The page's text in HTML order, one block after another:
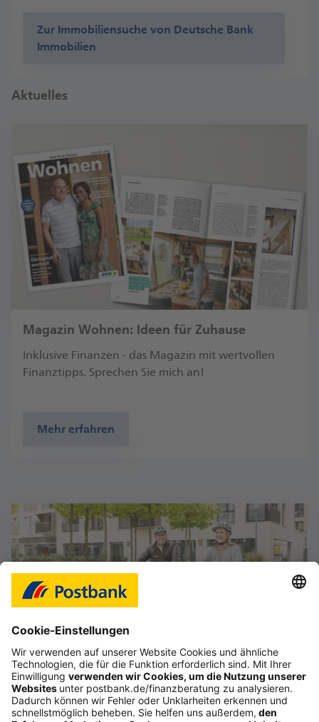
Zur Immobiliensuche von Deutsche Bank
Immobilien
Aktuelles
Magazin Wohnen: Ideen für Zuhause
Inklusive Finanzen - das Magazin mit wertvollen
Finanztipps. Sprechen Sie mich an!
Mehr erfahren
Das Gefühl, im Job frei zu sein